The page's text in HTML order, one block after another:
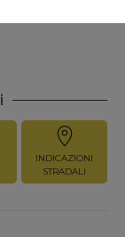
INDICAZIONI
STRADALI